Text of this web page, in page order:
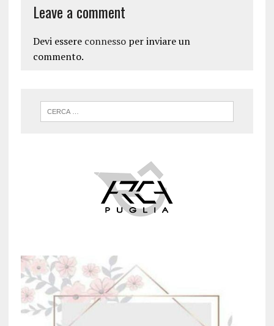
Leave a comment
Devi essere connessoper inviare un
commento.